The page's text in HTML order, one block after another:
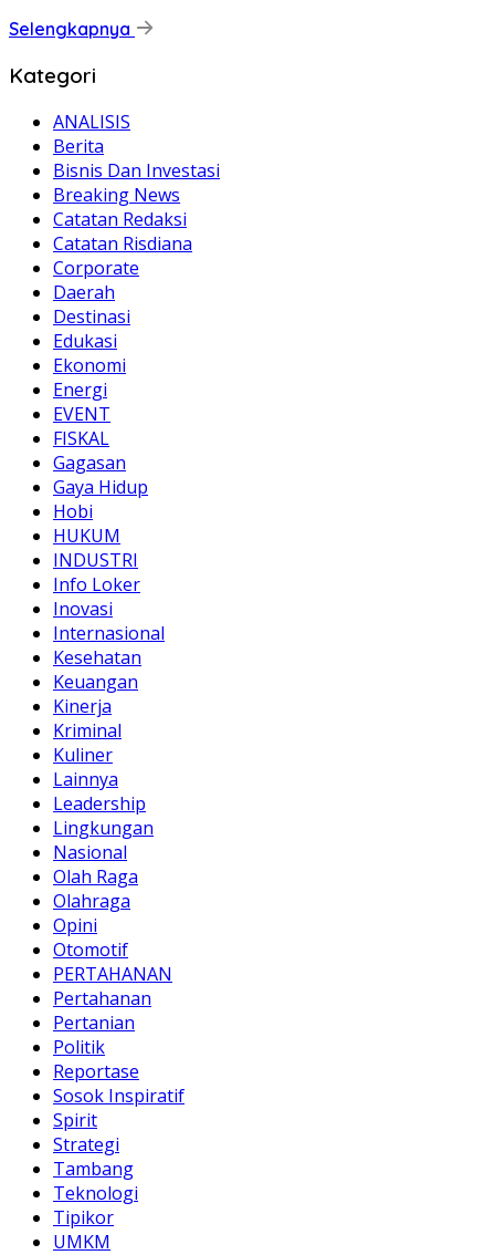
Selengkapnya
Kategori
ANALISIS
Berita
Bisnis Dan Investasi
Breaking News
Catatan Redaksi
Catatan Risdiana
Corporate
Daerah
Destinasi
Edukasi
Ekonomi
Energi
EVENT
FISKAL
Gagasan
Gaya Hidup
Hobi
HUKUM
INDUSTRI
Info Loker
Inovasi
Internasional
Kesehatan
Keuangan
Kinerja
Kriminal
Kuliner
Lainnya
Leadership
Lingkungan
Nasional
Olah Raga
Olahraga
Opini
Otomotif
PERTAHANAN
Pertahanan
Pertanian
Politik
Reportase
Sosok Inspiratif
Spirit
Strategi
Tambang
Teknologi
Tipikor
UMKM